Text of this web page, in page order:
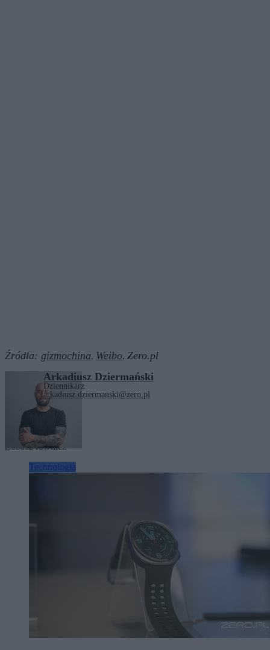
Źródła: gizmochina, Weibo, Zero.pl
Arkadiusz Dziermański
Dziennikarz
arkadiusz.dziermanski@zero.pl
Tagi:technologie
Zobacz również
Technologia